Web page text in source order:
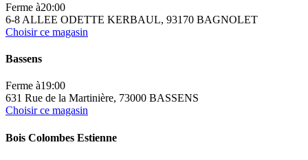
Ferme à20:00
6-8 ALLEE ODETTE KERBAUL, 93170 BAGNOLET
Choisir ce magasin
Bassens
Ferme à19:00
631 Rue de la Martinière, 73000 BASSENS
Choisir ce magasin
Bois Colombes Estienne